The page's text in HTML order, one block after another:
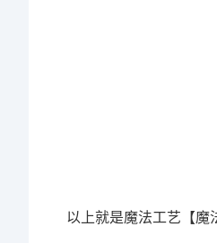
以上就是魔法工艺【魔